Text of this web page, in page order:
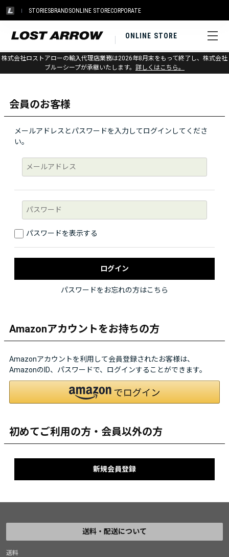
STORIESBRANDSONLINE STORECORPORATE
ONLINE STORE
株式会社ロストアローの輸入代理店業務は2026年8月末をもって終了し、株式会社
ブルーシープが承継いたします。 詳しくはこちら。
ログイン
会員のお客様
メールアドレスとパスワードを入力してログインしてくださ
い。
パスワードを表示する
パスワードをお忘れの方はこちら
Amazonアカウントをお持ちの方
Amazonアカウントを利用して会員登録されたお客様は、
AmazonのID、パスワードで、ログインすることができます。
初めてご利用の方・会員以外の方
送料・配送について
送料